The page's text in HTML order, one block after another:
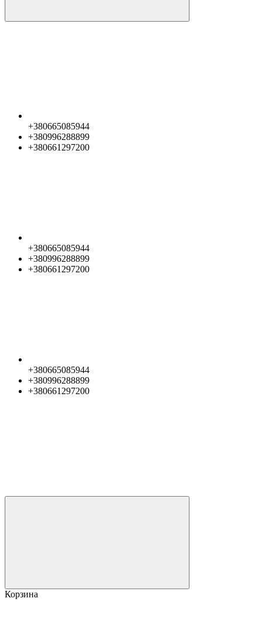
+380665085944
+380996288899
+380661297200
+380665085944
+380996288899
+380661297200
+380665085944
+380996288899
+380661297200
Корзина